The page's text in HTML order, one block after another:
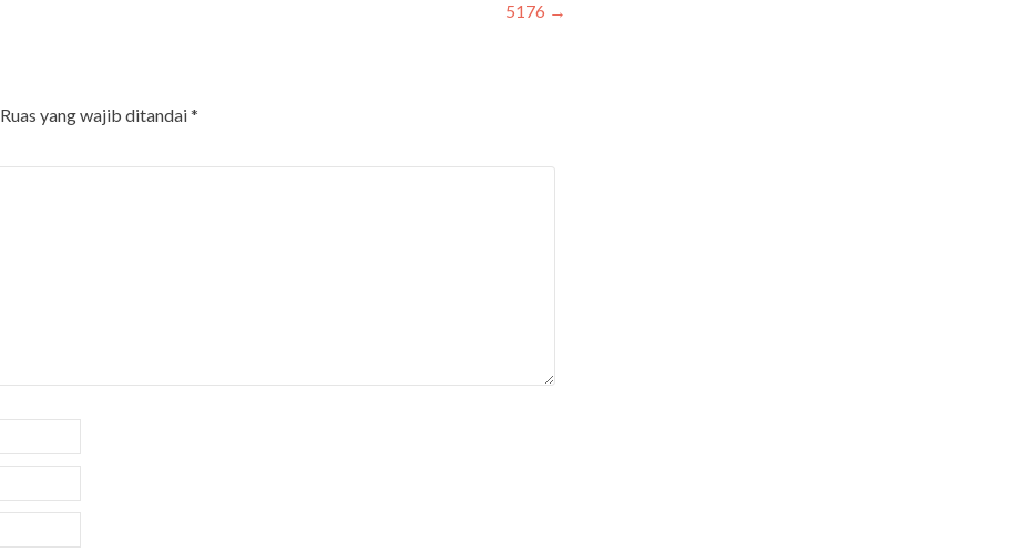
5176 →
Ruas yang wajib ditandai*